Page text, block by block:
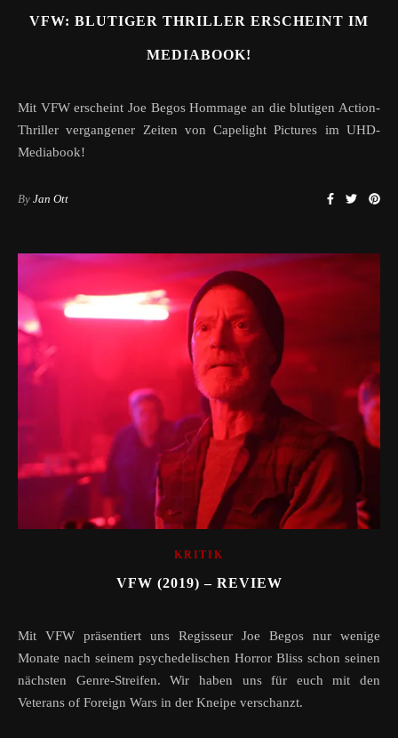
VFW: BLUTIGER THRILLER ERSCHEINT IM
MEDIABOOK!
Mit VFW erscheint Joe Begos Hommage an die blutigen Action-
Thriller vergangener Zeiten von Capelight Pictures im UHD-
Mediabook!
By Jan Ott
KRITIK
VFW (2019) – REVIEW
Mit VFW präsentiert uns Regisseur Joe Begos nur wenige
Monate nach seinem psychedelischen Horror Bliss schon seinen
nächsten Genre-Streifen. Wir haben uns für euch mit den
Veterans of Foreign Wars in der Kneipe verschanzt.